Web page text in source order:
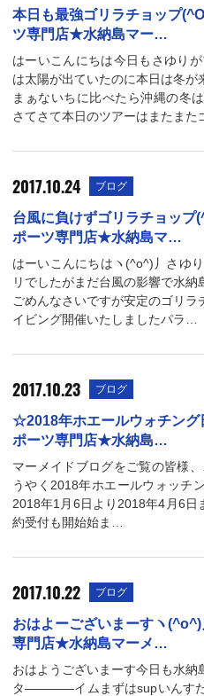
本日も最強ゴリラチョップ
ツ専門店★水納島マー…
はーいこんにちは今日もさゆり
は太陽が出ていたのに本日は冬が
まぁないちに比べたら沖縄の冬
さてさて本日のツアーはまたまた
2017.10.24 ブログ
台風に負けずゴリラチョッ
ポーツ専門店★水納島マ…
はーいこんにちはヽ(^o^)丿さゆ
リでしたがまだ台風の影響で水
ごめんなさいですが安定のゴリ
イビング開催いたしましたパラ…
2017.10.23 ブログ
☆2018年ホエールウォチン
ポーツ専門店★水納島…
マーメイドブログをご覧の皆様
うやく2018年ホエールウォッチ
2018年1月6日より2018年4月6日
約受付も開始始ま…
2017.10.22 ブログ
おはよーございまーすヽ
専門店★水納島マーメ…
おはようございまーす今日も水
タ――――イムまずはsupいんすた